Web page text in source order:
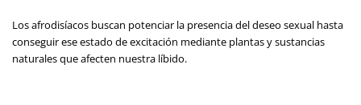
Los afrodisíacos buscan potenciar la presencia del deseo sexual hasta
conseguir ese estado de excitación mediante plantas y sustancias
naturales que afecten nuestra líbido.